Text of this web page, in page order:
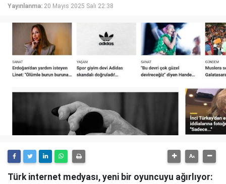
Yayınlanma: 20 Mayıs 2025 Salı 22:38
Türk internet medyası, yeni bir oyuncuyu ağırlıyor: